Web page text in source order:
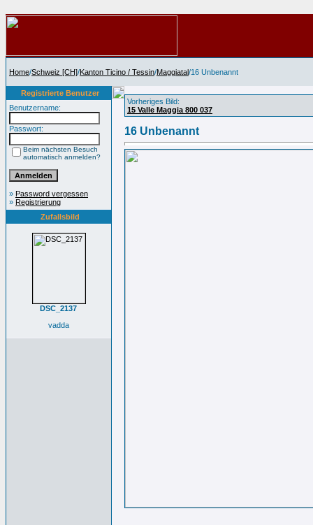
Home/Schweiz [CH]/Kanton Ticino / Tessin/Maggiatal/16 Unbenannt
Registrierte Benutzer
Benutzername:
Passwort:
Beim nächsten Besuch
automatisch anmelden?
» Password vergessen
» Registrierung
Zufallsbild
DSC_2137
vadda
Vorheriges Bild:
15 Valle Maggia 800 037
16 Unbenannt